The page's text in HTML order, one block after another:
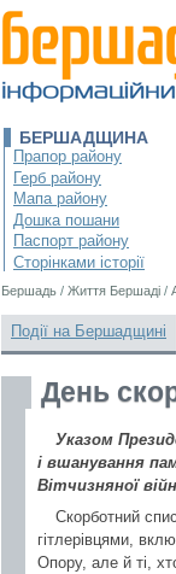
БЕРШАДЩИНА
Прапор району
Герб району
Мапа району
Дошка пошани
Паспорт району
Сторінками історії
Бершадь / Життя Бершаді /
Події на Бершадщині
День
Указом
і вшанування
Вітчизняної
Скорботний
гітлерівцями,
Опору, але й ті,